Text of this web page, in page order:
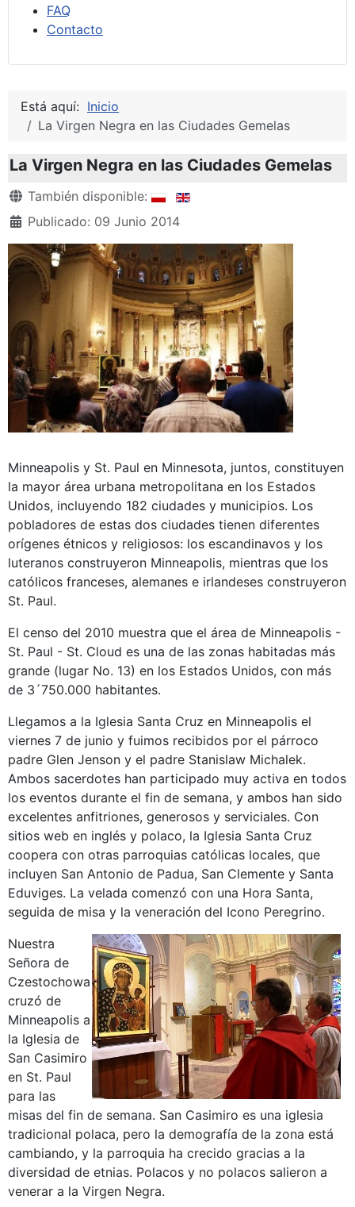
FAQ
Contacto
Está aquí: Inicio
La Virgen Negra en las Ciudades Gemelas
La Virgen Negra en las Ciudades Gemelas
Detalles
También disponible:
Publicado: 09 Junio 2014
Minneapolis y St. Paul en Minnesota, juntos, constituyen
la mayor área urbana metropolitana en los Estados
Unidos, incluyendo 182 ciudades y municipios. Los
pobladores de estas dos ciudades tienen diferentes
orígenes étnicos y religiosos: los escandinavos y los
luteranos construyeron Minneapolis, mientras que los
católicos franceses, alemanes e irlandeses construyeron
St. Paul.
El censo del 2010 muestra que el área de Minneapolis -
St. Paul - St. Cloud es una de las zonas habitadas más
grande (lugar No. 13) en los Estados Unidos, con más
de 3´750.000 habitantes.
Llegamos a la Iglesia Santa Cruz en Minneapolis el
viernes 7 de junio y fuimos recibidos por el párroco
padre Glen Jenson y el padre Stanislaw Michalek.
Ambos sacerdotes han participado muy activa en todos
los eventos durante el fin de semana, y ambos han sido
excelentes anfitriones, generosos y serviciales. Con
sitios web en inglés y polaco, la Iglesia Santa Cruz
coopera con otras parroquias católicas locales, que
incluyen San Antonio de Padua, San Clemente y Santa
Eduviges. La velada comenzó con una Hora Santa,
seguida de misa y la veneración del Icono Peregrino.
Nuestra
Señora de
Czestochowa
cruzó de
Minneapolis a
la Iglesia de
San Casimiro
en St. Paul
para las
misas del fin de semana. San Casimiro es una iglesia
tradicional polaca, pero la demografía de la zona está
cambiando, y la parroquia ha crecido gracias a la
diversidad de etnias. Polacos y no polacos salieron a
venerar a la Virgen Negra.